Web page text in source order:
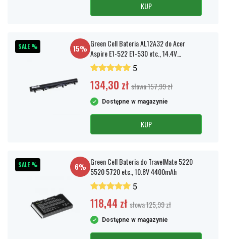
KUP
SALE % 15% Green Cell Bateria AL12A32 do Acer
Aspire E1-522 E1-530 etc., 14.4V
2200mAh
5
134,30 zł słowa 157,99 zł
Dostępne w magazynie
KUP
SALE % 6% Green Cell Bateria do TravelMate 5220
5520 5720 etc., 10.8V 4400mAh
5
118,44 zł słowa 125,99 zł
Dostępne w magazynie